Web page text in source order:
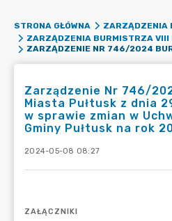
STRONA GŁÓWNA
ZARZĄDZENIA
ZARZĄDZENIA BURMISTRZA VIII
Zarządzenie Nr 746/
Miasta Pułtusk z dnia
w sprawie zmian w
Gminy Pułtusk na rok
2024-05-08 08:27
ZAŁĄCZNIKI